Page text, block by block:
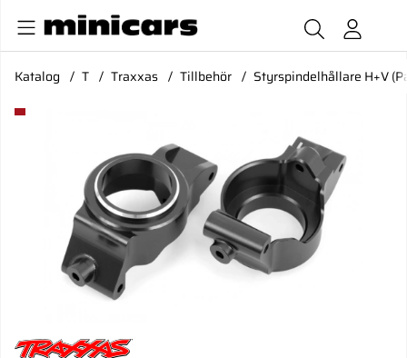
Katalog T Traxxas Tillbehör Styrspindelhållare H+V
Produktbilder Styrspindelhållare H+V (Par) Alu Grå X-Maxx,